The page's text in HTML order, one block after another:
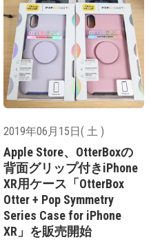
2019年06月15日( 土 )
Apple Store、OtterBoxの
背面グリップ付きiPhone
XR用ケース「OtterBox
Otter + Pop Symmetry
Series Case for iPhone
XR」を販売開始